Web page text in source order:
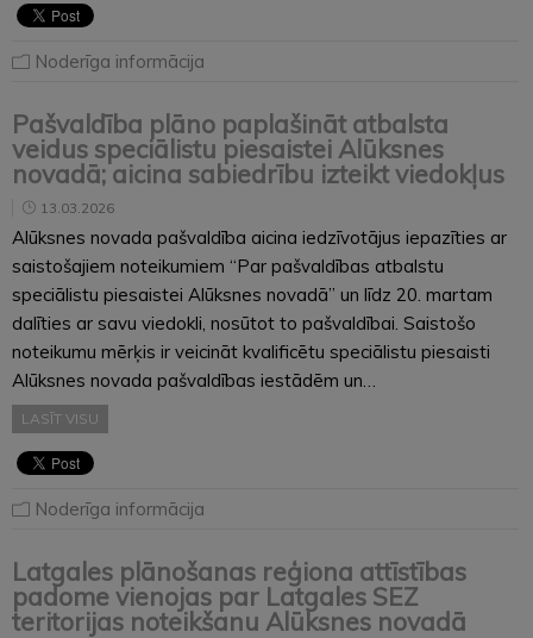
Noderīga informācija
Pašvaldība plāno paplašināt atbalsta
veidus speciālistu piesaistei Alūksnes
novadā; aicina sabiedrību izteikt viedokļus
13.03.2026
Alūksnes novada pašvaldība aicina iedzīvotājus iepazīties ar
saistošajiem noteikumiem “Par pašvaldības atbalstu
speciālistu piesaistei Alūksnes novadā” un līdz 20. martam
dalīties ar savu viedokli, nosūtot to pašvaldībai. Saistošo
noteikumu mērķis ir veicināt kvalificētu speciālistu piesaisti
Alūksnes novada pašvaldības iestādēm un…
LASĪT VISU
Noderīga informācija
Latgales plānošanas reģiona attīstības
padome vienojas par Latgales SEZ
teritorijas noteikšanu Alūksnes novadā